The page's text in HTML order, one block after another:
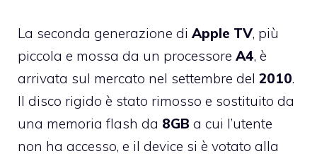
La seconda generazione di Apple TV, più
piccola e mossa da un processore A4, è
arrivata sul mercato nel settembre del 2010.
Il disco rigido è stato rimosso e sostituito da
una memoria flash da 8GB a cui l’utente
non ha accesso, e il device si è votato alla